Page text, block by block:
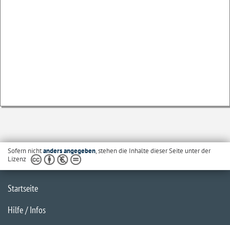
Sofern nichtanders angegeben, stehen die Inhalte dieser Seite unter der
Lizenz
Startseite
Hilfe / Infos